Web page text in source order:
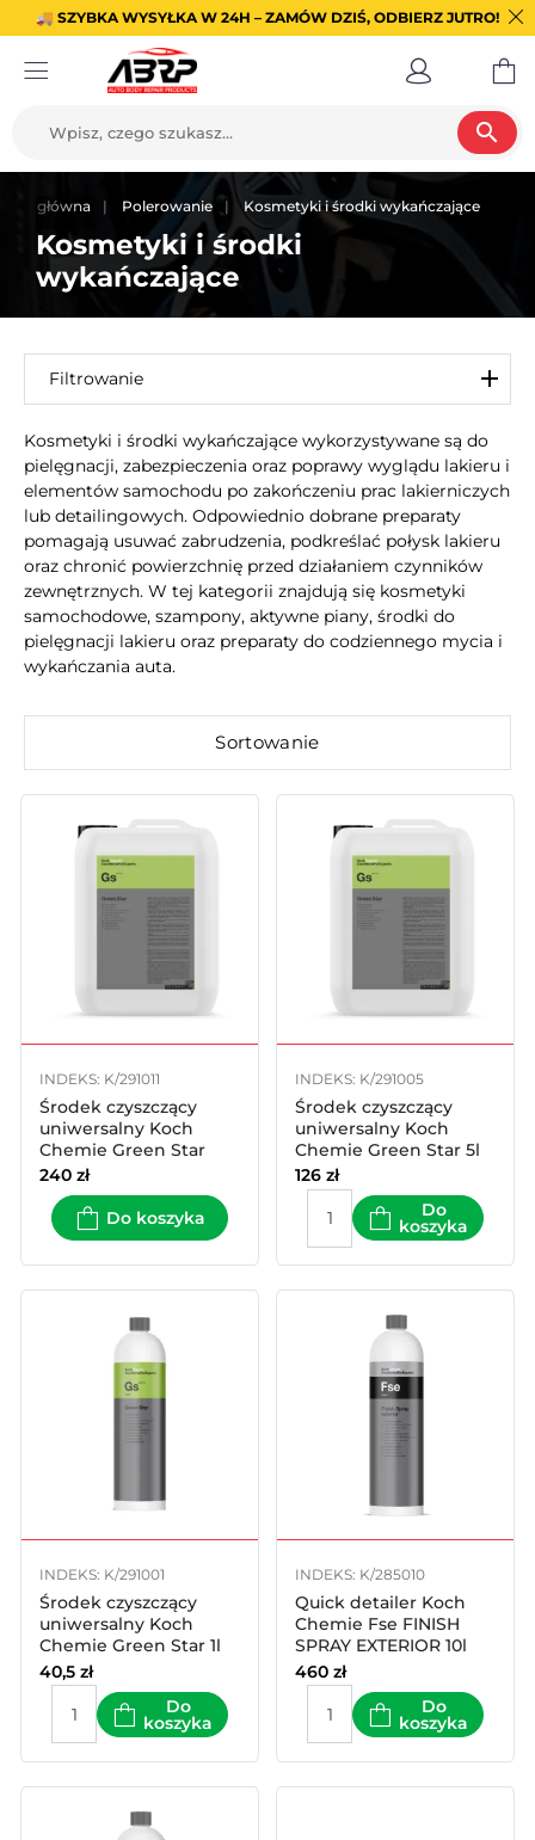
🚚 SZYBKA WYSYŁKA W 24H – ZAMÓW DZIŚ, ODBIERZ JUTRO!
search
główna Polerowanie Kosmetyki i środki wykańczające
Kosmetyki i środki
wykańczające
Filtrowanie
Kosmetyki i środki wykańczające wykorzystywane są do
pielęgnacji, zabezpieczenia oraz poprawy wyglądu lakieru i
elementów samochodu po zakończeniu prac lakierniczych
lub detailingowych. Odpowiednio dobrane preparaty
pomagają usuwać zabrudzenia, podkreślać połysk lakieru
oraz chronić powierzchnię przed działaniem czynników
zewnętrznych. W tej kategorii znajdują się kosmetyki
samochodowe, szampony, aktywne piany, środki do
pielęgnacji lakieru oraz preparaty do codziennego mycia i
wykańczania auta.
Sortowanie
INDEKS: K/291011
Środek czyszczący
uniwersalny Koch
Chemie Green Star
11kg
240 zł
Do koszyka
INDEKS: K/291005
Środek czyszczący
uniwersalny Koch
Chemie Green Star 5l
126 zł
Do
koszyka
INDEKS: K/291001
Środek czyszczący
uniwersalny Koch
Chemie Green Star 1l
40,5 zł
Do
koszyka
INDEKS: K/285010
Quick detailer Koch
Chemie Fse FINISH
SPRAY EXTERIOR 10l
460 zł
Do
koszyka